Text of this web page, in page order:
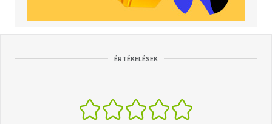
ÉRTÉKELÉSEK